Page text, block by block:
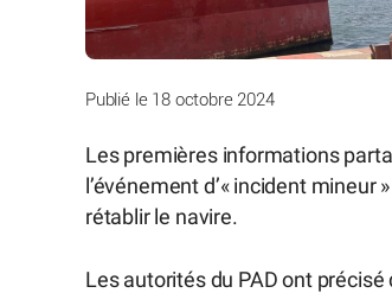
Publié le 18 octobre 2024
Les premières informations
l’événement d’« incident
rétablir le navire.
Les autorités du PAD ont